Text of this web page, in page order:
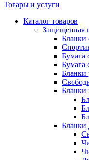
Товары и услуги
Каталог товаров
Защищенная
Бланки
Бумага
Бумага
Бланки
Бланки
Бланки